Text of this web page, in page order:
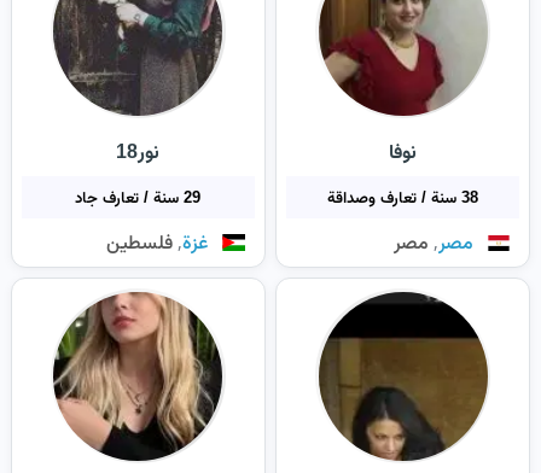
نوفا
38 سنة / تعارف وصداقة
مصر, مصر
نور18
29 سنة / تعارف جاد
غزة, فلسطين